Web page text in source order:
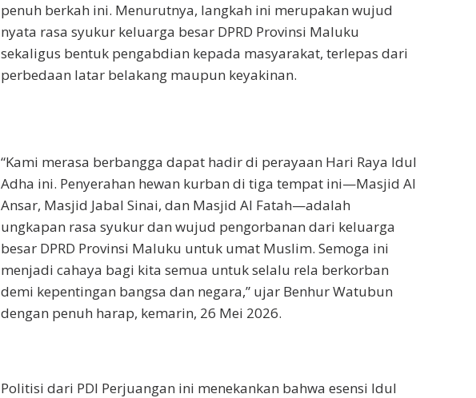
penuh berkah ini. Menurutnya, langkah ini merupakan wujud
nyata rasa syukur keluarga besar DPRD Provinsi Maluku
sekaligus bentuk pengabdian kepada masyarakat, terlepas dari
perbedaan latar belakang maupun keyakinan.
“Kami merasa berbangga dapat hadir di perayaan Hari Raya Idul
Adha ini. Penyerahan hewan kurban di tiga tempat ini—Masjid Al
Ansar, Masjid Jabal Sinai, dan Masjid Al Fatah—adalah
ungkapan rasa syukur dan wujud pengorbanan dari keluarga
besar DPRD Provinsi Maluku untuk umat Muslim. Semoga ini
menjadi cahaya bagi kita semua untuk selalu rela berkorban
demi kepentingan bangsa dan negara,” ujar Benhur Watubun
dengan penuh harap, kemarin, 26 Mei 2026.
Politisi dari PDI Perjuangan ini menekankan bahwa esensi Idul